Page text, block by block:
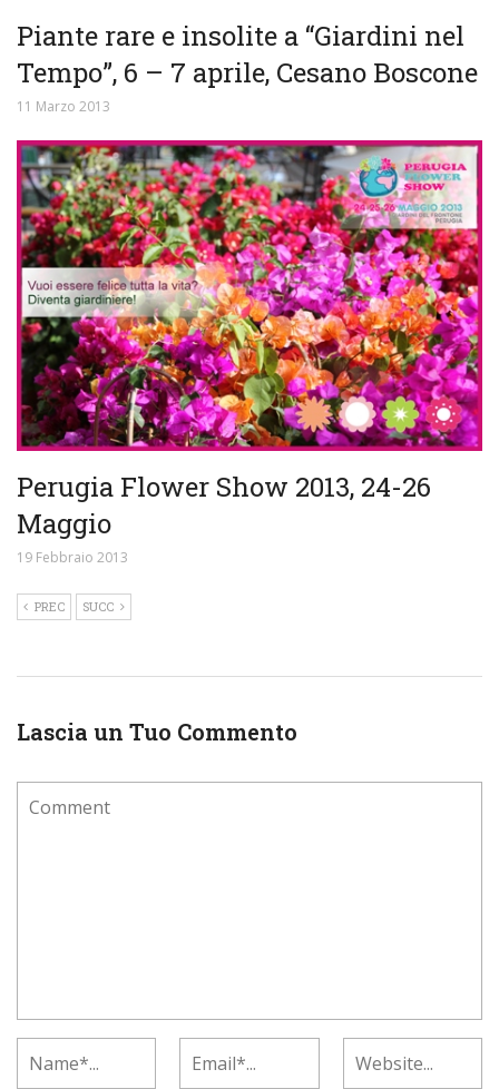
Piante rare e insolite a “Giardini nel
Tempo”, 6 – 7 aprile, Cesano Boscone
11 Marzo 2013
Perugia Flower Show 2013, 24-26
Maggio
19 Febbraio 2013
PREC SUCC
Lascia un Tuo Commento